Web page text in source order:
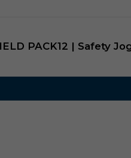
PACK12 | Safety